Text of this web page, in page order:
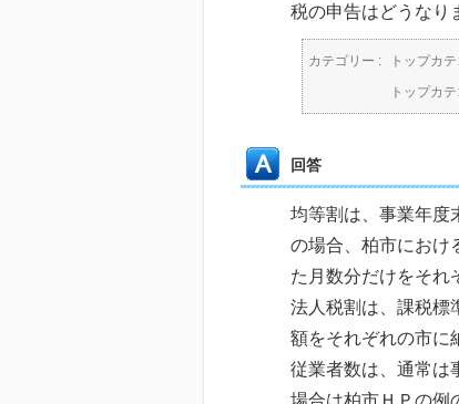
税の申告はどうなり
カテゴリー : トップカ
トップカ
回答
均等割は、事業年度
の場合、柏市におけ
た月数分だけをそれ
法人税割は、課税標
額をそれぞれの市に
従業者数は、通常は
場合は柏市ＨＰの例